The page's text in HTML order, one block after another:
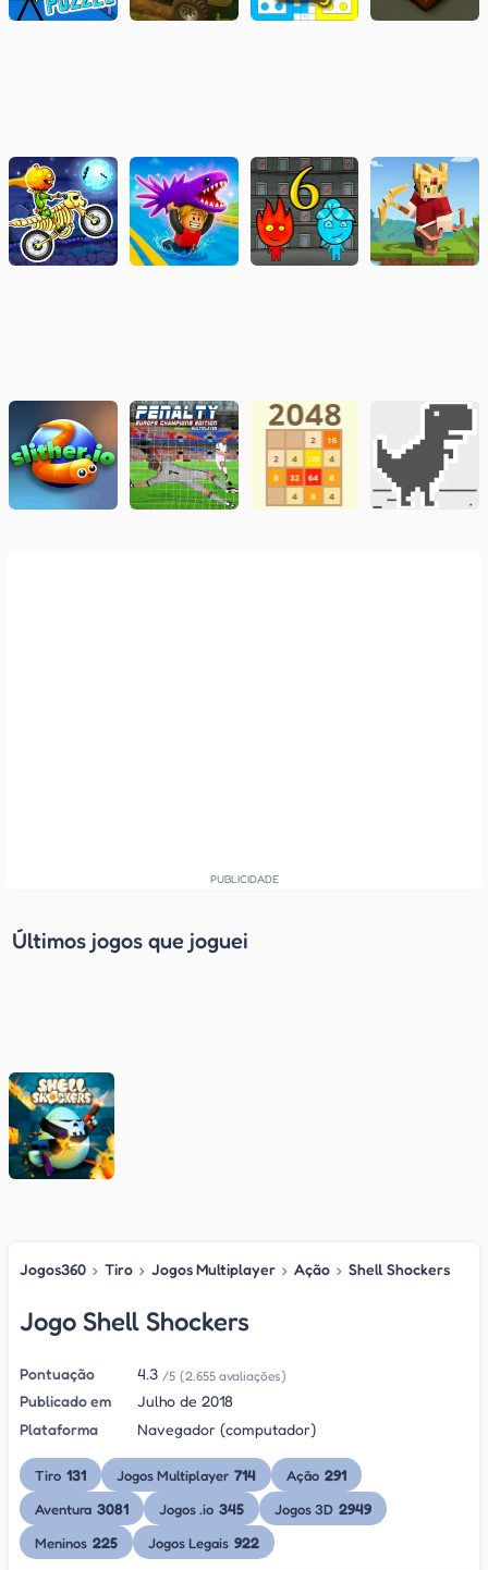
Últimos jogos que joguei
Jogos360 › Tiro › Jogos Multiplayer › Ação › Shell Shockers
Jogo Shell Shockers
Pontuação 4.3 /5 (2.655 avaliações)
Publicado em
Julho de 2018
Plataforma
Navegador (computador)
Tiro 131 Jogos Multiplayer 714 Ação 291
Aventura 3081 Jogos .io 345 Jogos 3D 2949
Meninos 225 Jogos Legais 922